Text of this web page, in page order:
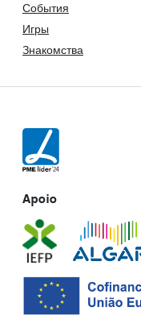
События
Игры
Знакомства
Apoio